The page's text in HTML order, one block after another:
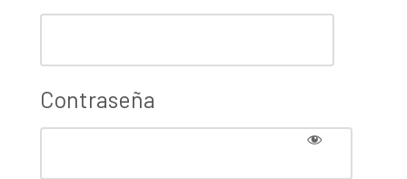
Contraseña